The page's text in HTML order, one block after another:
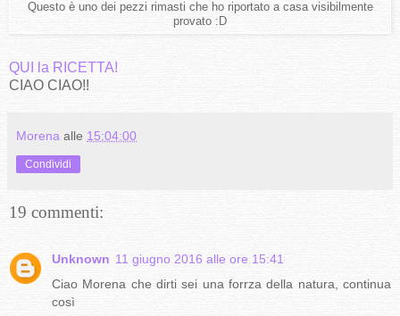
Questo è uno dei pezzi rimasti che ho riportato a casa visibilmente
provato :D
QUI la RICETTA!
CIAO CIAO!!
Morena alle 15:04:00
Condividi
19 commenti:
Unknown 11 giugno 2016 alle ore 15:41
Ciao Morena che dirti sei una forrza della natura, continua
così